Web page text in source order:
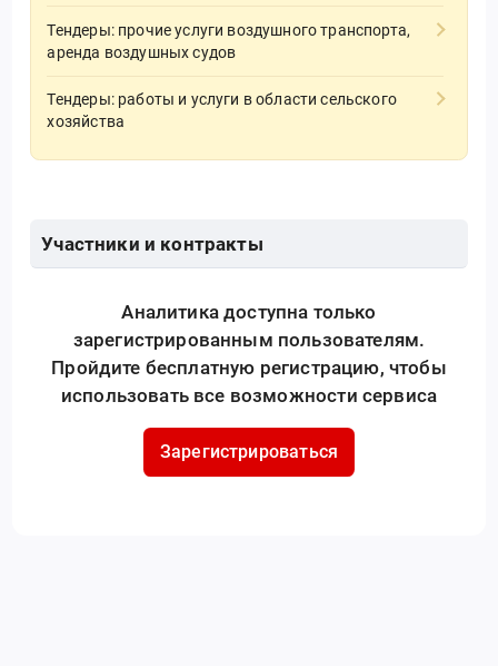
Тендеры: прочие услуги воздушного транспорта,
аренда воздушных судов
Тендеры: работы и услуги в области сельского
хозяйства
Участники и контракты
Аналитика доступна только
зарегистрированным пользователям.
Пройдите бесплатную регистрацию, чтобы
использовать все возможности сервиса
Зарегистрироваться